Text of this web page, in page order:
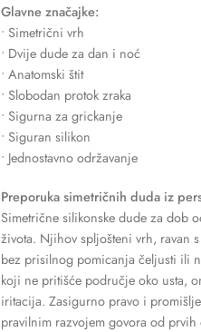
Glavne značajke:
• Simetrični vrh
• Dvije dude za dan i noć
• Anatomski štit
• Slobodan protok zraka
• Sigurna za grickanje
• Siguran silikon
• Jednostavno održavanje
Preporuka simetričnih duda iz
Simetrične silikonske dude za dob
života. Njihov spljošteni vrh, ravan
bez prisilnog pomicanja čeljusti ili
koji ne pritišće područje oko usta,
iritacija. Zasigurno pravo i
pravilnim razvojem govora od prvih